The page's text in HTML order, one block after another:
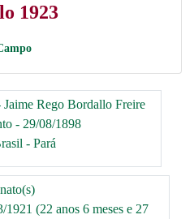
1923
Rego Bordallo Freire
- 29/08/1898
- Pará
(22 anos 6 meses e 27